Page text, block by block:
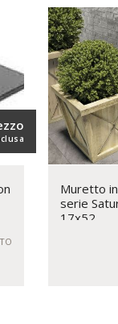
Muretto
serie
17x52